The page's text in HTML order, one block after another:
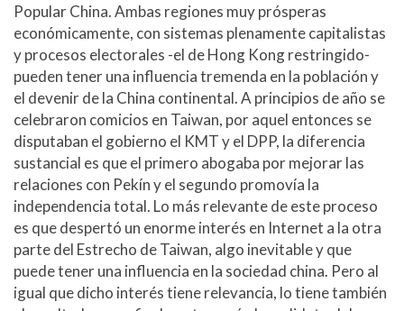
Popular China. Ambas regiones muy prósperas
económicamente, con sistemas plenamente capitalistas
y procesos electorales -el de Hong Kong restringido-
pueden tener una influencia tremenda en la población y
el devenir de la China continental. A principios de año se
celebraron comicios en Taiwan, por aquel entonces se
disputaban el gobierno el KMT y el DPP, la diferencia
sustancial es que el primero abogaba por mejorar las
relaciones con Pekín y el segundo promovía la
independencia total. Lo más relevante de este proceso
es que despertó un enorme interés en Internet a la otra
parte del Estrecho de Taiwan, algo inevitable y que
puede tener una influencia en la sociedad china. Pero al
igual que dicho interés tiene relevancia, lo tiene también